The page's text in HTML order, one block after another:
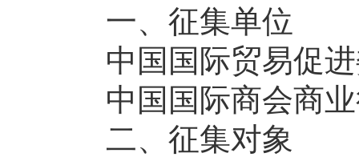
一、征集单位
中国国际贸易促
中国国际商会商
二、征集对象